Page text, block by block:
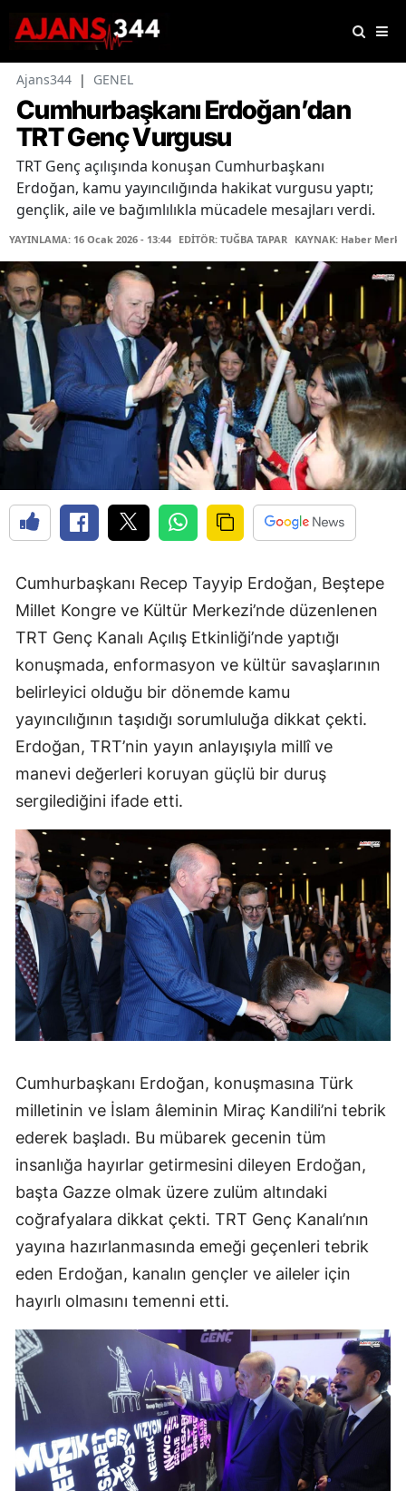
Ajans344 | GENEL
Cumhurbaşkanı Erdoğan’dan
TRT Genç Vurgusu
TRT Genç açılışında konuşan Cumhurbaşkanı
Erdoğan, kamu yayıncılığında hakikat vurgusu yaptı;
gençlik, aile ve bağımlılıkla mücadele mesajları verdi.
YAYINLAMA: 16 Ocak 2026 - 13:44 EDİTÖR: TUĞBA TAPAR KAYNAK: Haber
Cumhurbaşkanı Recep Tayyip Erdoğan, Beştepe
Millet Kongre ve Kültür Merkezi’nde düzenlenen
TRT Genç Kanalı Açılış Etkinliği’nde yaptığı
konuşmada, enformasyon ve kültür savaşlarının
belirleyici olduğu bir dönemde kamu
yayıncılığının taşıdığı sorumluluğa dikkat çekti.
Erdoğan, TRT’nin yayın anlayışıyla millî ve
manevi değerleri koruyan güçlü bir duruş
sergilediğini ifade etti.
Cumhurbaşkanı Erdoğan, konuşmasına Türk
milletinin ve İslam âleminin Miraç Kandili’ni tebrik
ederek başladı. Bu mübarek gecenin tüm
insanlığa hayırlar getirmesini dileyen Erdoğan,
başta Gazze olmak üzere zulüm altındaki
coğrafyalara dikkat çekti. TRT Genç Kanalı’nın
yayına hazırlanmasında emeği geçenleri tebrik
eden Erdoğan, kanalın gençler ve aileler için
hayırlı olmasını temenni etti.